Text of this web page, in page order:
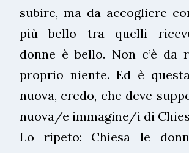
subire, ma da accogliere
più bello tra quelli
donne è bello. Non c’è da
proprio niente. Ed è
nuova, credo, che deve
nuova/e immagine/i di
Lo ripeto: Chiesa le